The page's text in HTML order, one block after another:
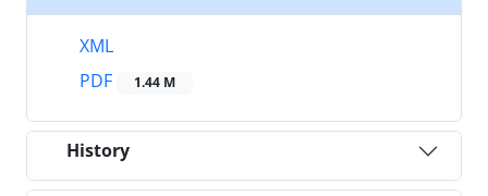
XML
PDF
1.44 M
History